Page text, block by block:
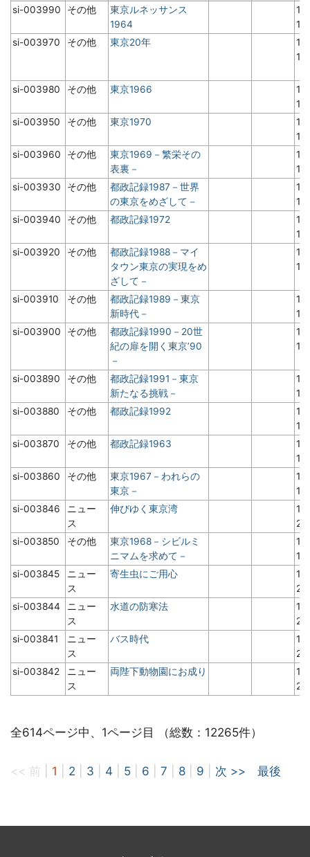
si-003990 その他
東京ルネッサンス
1964
1
si-003970
その他 東京20年
1
si-003980 その他 東京1966
1
si-003950
その他 東京1970
1
si-003960
その他
東京1969－繁栄その
表裏－
1
si-003930
その他
都政記録1987－世界
の東京をめざして－
1
si-003940
その他 都政記録1972
1
si-003920
その他
都政記録1988－マイ
タウン東京の実現をめ
ざして－
1
si-003910 その他
都政記録1989－東京
新時代－
1
si-003900
その他
都政記録1990－20世
紀の扉を開く東京’90
－
1
si-003890 その他
都政記録1991－東京
新たなる挑戦－
1
si-003880
その他 都政記録1992
1
si-003870
その他 都政記録1963
1
si-003860
その他
東京1967－われらの
東京－
1
si-003846
ニュー
ス
伸びゆく東京湾
2
si-003850
その他
東京1968－シビルミ
ニマムを求めて－
1
si-003845
ニュー
ス
寄生虫にご用心
2
si-003844
ニュー
ス
水道の防寒法
2
si-003841
ニュー
ス
バス時代
2
si-003842
ニュー
ス
両陛下動物園にお成り
2
全614ページ中、1ページ目 （総数：12265件）
<< 前 1 2 3 4 5 6 7 8 9 次 >> 最後